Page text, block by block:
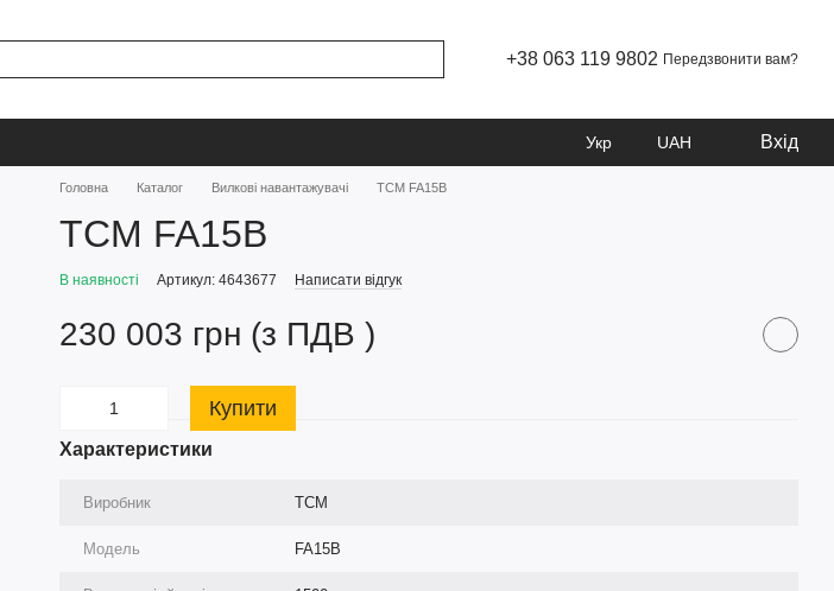
+38 063 119 9802 Передзвонити вам?
Укр UAH Вхід
Головна Каталог Вилкові навантажувачі TCM FA15B
TCM FA15B
В наявності Артикул: 4643677 Написати відгук
230 003 грн (з ПДВ )
Купити
Характеристики
Виробник TCM
Модель FA15B